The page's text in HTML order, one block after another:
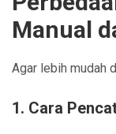
Manual
Agar lebih mudah
1. Cara